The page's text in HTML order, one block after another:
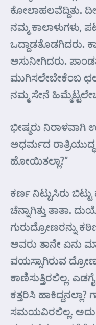
ಕೋಲಾಹಲವೆದ್ದಿತು.
ನಮ್ಮ ಕಾಲಾಳುಗಳು,
ಒದ್ದಾಡತೊಡಗಿದರು.
ಅಸುನೀಗಿದರು.
ಮುಗಿಸಲೇಬೇಕೆಂಬ
ನಮ್ಮ ಸೇನೆ
ಭೀಷ್ಮರು ನಿರಾಳವಾಗಿ
ಅಧರ್ಮದ
ಹೋಯಿತಲ್ಲಾ?”
ಕರ್ಣ ನಿಟ್ಟುಸಿರು
ಚೆನ್ನಾಗಿತ್ತು ತಾತಾ.
ಗುರುದ್ರೋಣರನ್ನು
ಅವರು ತಾನೇ ಏನು
ವಯಸ್ಸಾಗಿರುವ
ಕಾಣಿಸುತ್ತಿರಲಿಲ್ಲ.
ಕತ್ತರಿಸಿ
ಸಮಯವಿರಲಿಲ್ಲ. ಅದು